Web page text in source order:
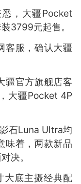
，大疆Pocket
3799元起售。
服，确认大疆
官方旗舰店客
大疆Pocket 4P
石Luna Ultra均
味着，两款新品
决。
底主摄经典配